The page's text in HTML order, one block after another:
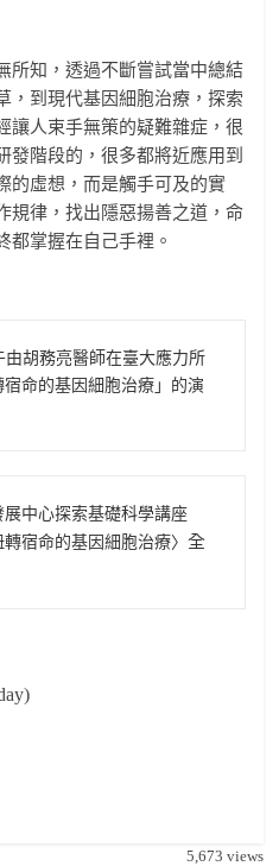
所知，透過不斷嘗試當中總結
，到現代基因細胞治療，探索
讓人束手無策的疑難雜症，很
發階段的，很多都將近應用到
的虛想，而是觸手可及的實
規律，找出隱惡揚善之道，命
都掌握在自己手裡。
由胡務亮醫師在臺大應力所
命的基因細胞治療」的演
中心探索基礎科學講座
轉宿命的基因細胞治療〉全
5,673 views